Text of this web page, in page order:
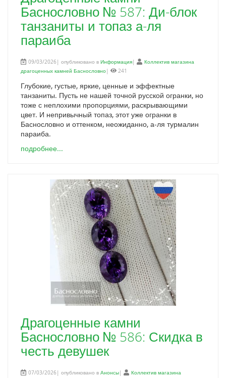
Баснословно № 587: Ди-блок
танзаниты и топаз а-ля
параиба
09/03/2026| опубликовано в Информация|
Коллектив магазина
драгоценных камней Баснословно| 241
Глубокие, густые, яркие, ценные и эффектные
танзаниты. Пусть не нашей точной русской огранки, но
тоже с неплохими пропорциями, раскрывающими
цвет. И непривычный топаз, этот уже огранки в
Баснословно и оттенком, неожиданно, а-ля турмалин
параиба.
подробнее...
Драгоценные камни
Баснословно № 586: Скидка в
честь девушек
07/03/2026| опубликовано в Анонсы|
Коллектив магазина